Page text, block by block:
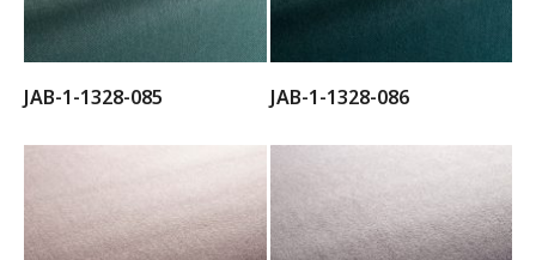
JAB-1-1328-085 JAB-1-1328-086